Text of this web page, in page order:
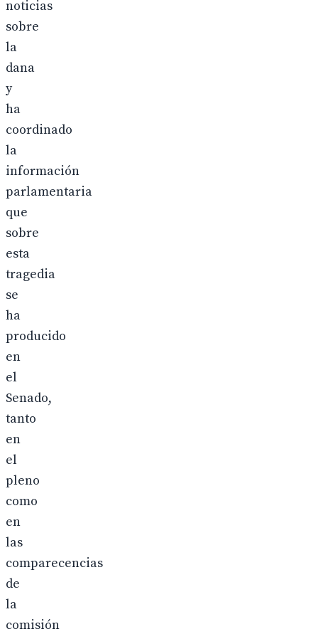
noticias
sobre
la
dana
y
ha
coordinado
la
información
parlamentaria
que
sobre
esta
tragedia
se
ha
producido
en
el
Senado,
tanto
en
el
pleno
como
en
las
comparecencias
de
la
comisión